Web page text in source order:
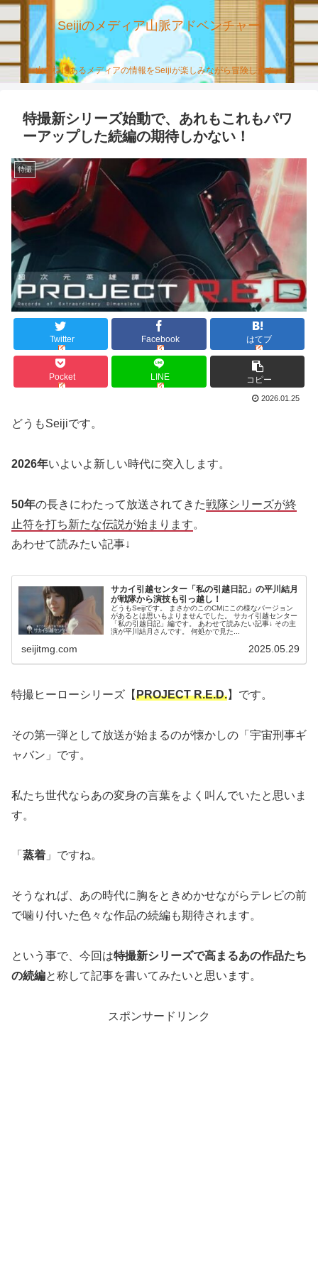
Seijiのメディア山脈アドベンチャー
山の様にあるメディアの情報をSeijiが楽しみながら冒険します。
特撮新シリーズ始動で、あれもこれもパワ
ーアップした続編の期待しかない！
特撮
Twitter Facebook はてブ
Pocket LINE コピー
2026.01.25
どうもSeijiです。
2026年いよいよ新しい時代に突入します。
50年の長きにわたって放送されてきた戦隊シリーズが終
止符を打ち新たな伝説が始まります。
あわせて読みたい記事↓
サカイ引越センター「私の引越日記」の平川結月
が戦隊から演技も引っ越し！
どうもSeijiです。 まさかのこのCMにこの様なバージョン
があるとは思いもよりませんでした。 サカイ引越センター
「私の引越日記」編です。 あわせて読みたい記事↓ その主
演が平川結月さんです。 何処かで見た...
seijitmg.com 2025.05.29
特撮ヒーローシリーズ【PROJECT R.E.D.】です。
その第一弾として放送が始まるのが懐かしの「宇宙刑事ギ
ャバン」です。
私たち世代ならあの変身の言葉をよく叫んでいたと思いま
す。
「 蒸着 」ですね。
そうなれば、あの時代に胸をときめかせながらテレビの前
で噛り付いた色々な作品の続編も期待されます。
という事で、今回は特撮新シリーズで高まるあの作品たち
の続編と称して記事を書いてみたいと思います。
スポンサードリンク